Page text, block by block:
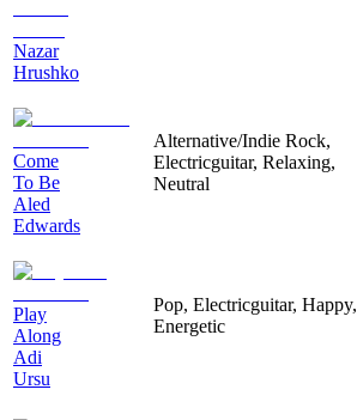
Nazar
Hrushko
Come
To Be
Aled
Edwards
Alternative/Indie Rock,
Electricguitar, Relaxing,
Neutral
Play
Along
Adi
Ursu
Pop, Electricguitar, Happy,
Energetic